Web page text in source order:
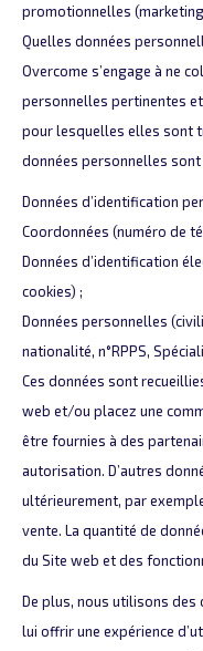
promotionnelles
Quelles données
Overcome s’engage à ne
personnelles pertinentes
pour lesquelles elles sont
données personnelles
Données d’identification
Coordonnées (numéro de
Données d’identification
cookies) ;
Données personnelles
nationalité, n°RPPS,
Ces données sont
web et/ou placez une
être fournies à des
autorisation. D’autres
ultérieurement, par
vente. La quantité de
du Site web et des
De plus, nous utilisons des
lui offrir une expérience